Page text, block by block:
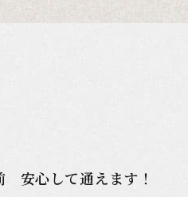
安心して通えます！